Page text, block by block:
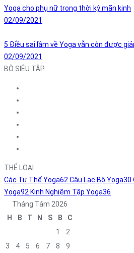
Yoga cho phụ nữ trong thời kỳ mãn kinh
02/09/2021
5 Điều sai lầm về Yoga vẫn còn được
02/09/2021
BỘ SIÊU TẬP
THỂ LOẠI
Các Tư Thế Yoga62Câu Lạc Bộ Yoga30
Yoga92 Kinh Nghiệm Tập Yoga36
Tháng Tám 2026
H
B T N S B
C
1
2
3
4 5 6 7 8
9